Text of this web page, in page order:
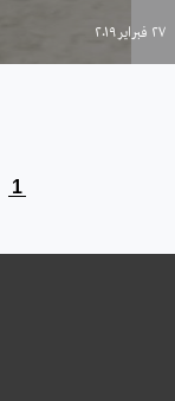
۲۷ فبراير ۲۰۱۹
1